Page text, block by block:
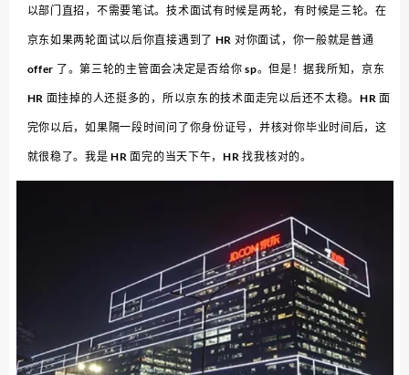
以部门直招，不需要笔试。技术面试有时候是两轮，有时候是三轮。在
京东如果两轮面试以后你直接遇到了 HR 对你面试，你一般就是普通
offer 了。第三轮的主管面会决定是否给你 sp。但是！据我所知，京东
HR 面挂掉的人还挺多的，所以京东的技术面走完以后还不太稳。HR 面
完你以后，如果隔一段时间问了你身份证号，并核对你毕业时间后，这
就很稳了。我是 HR 面完的当天下午，HR 找我核对的。